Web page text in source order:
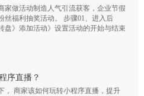
家做活动制造人气引流获客，企业节假
丝福利抽奖活动。 步骤01、进入后
盘》添加活动》设置活动的开始与结束
序直播？
， 商家该如何玩转小程序直播，提升